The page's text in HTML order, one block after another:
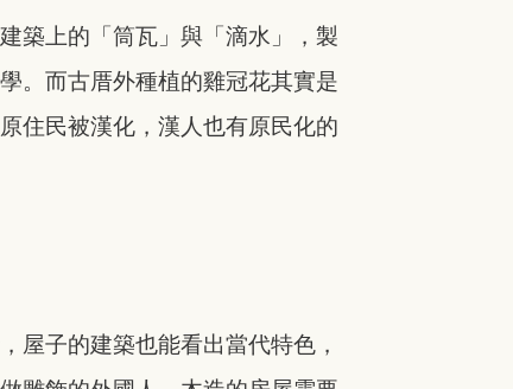
築上的「筒瓦」與「滴水」，製
。而古厝外種植的雞冠花其實是
住民被漢化，漢人也有原民化的
屋子的建築也能看出當代特色，